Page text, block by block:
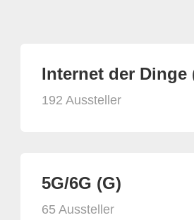
Internet der Dinge
192 Aussteller
5G/6G (G)
65 Aussteller